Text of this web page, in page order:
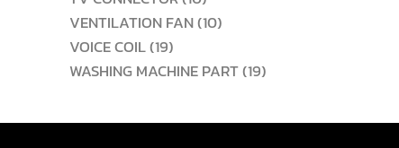
สินค้า
VENTILATION FAN 1010
VOICE COIL 1919
สินค้า
WASHING MACHINE PART 1919